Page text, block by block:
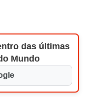
das últimas
Mundo